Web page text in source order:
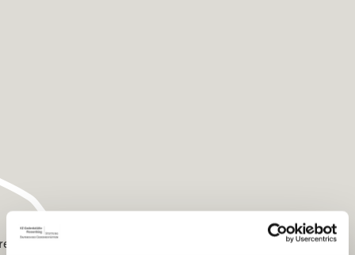
Dresden (SS-Pionier-Kaserne)
(Goehle-Werk)